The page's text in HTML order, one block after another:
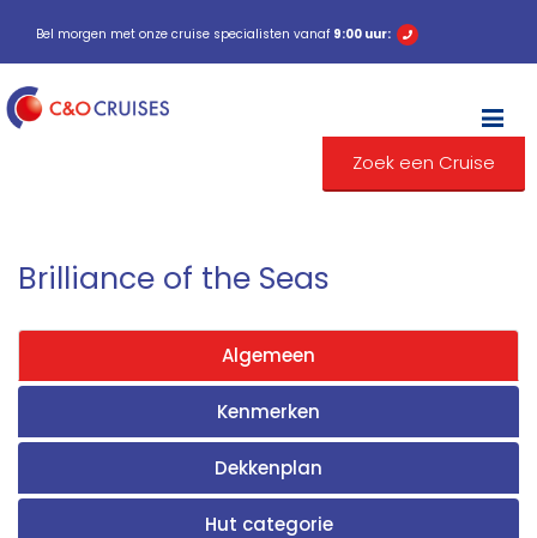
Bel morgen met onze cruise specialisten vanaf 9:00 uur:
Zoek een Cruise
Brilliance of the Seas
Algemeen
Kenmerken
Dekkenplan
Hut categorie